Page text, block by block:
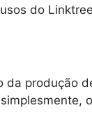
do
da produção